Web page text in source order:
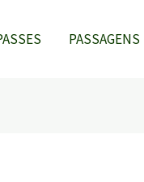
PASSAGENS